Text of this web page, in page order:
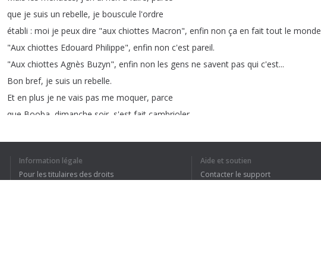
que je suis un rebelle, je bouscule l'ordre
établi : moi je peux dire "aux chiottes Macron", enfin non ça en fait tout le monde
"Aux chiottes Edouard Philippe", enfin non c'est pareil.
"Aux chiottes Agnès Buzyn", enfin non les gens ne savent pas qui c'est...
Bon bref, je suis un rebelle.
Et en plus je ne vais pas me moquer, parce
que Booba dimanche soir s'est fait cambrioler
Information légale
Pour les titulaires des droits
Aide et soutien
Contacter le support